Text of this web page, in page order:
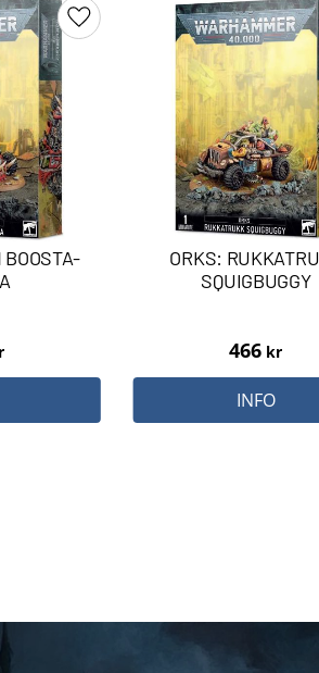
BOOSTA-
Lägg till i favoriter
ORKS:
SQUIGBUGGY
466 kr
INFO